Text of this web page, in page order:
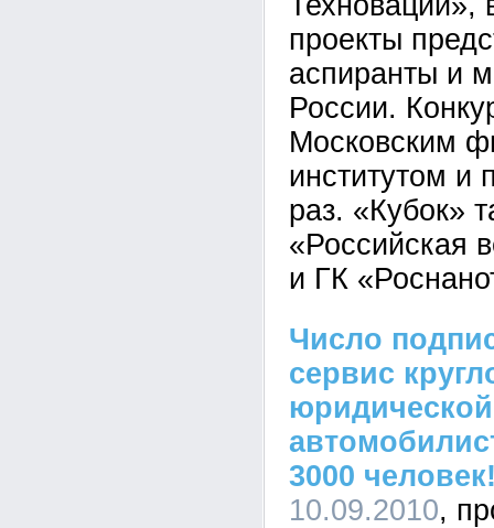
проекты
аспиранты и
России.
Московским
институтом и
раз. «Кубок»
«Российская
и ГК
Число
сервис
3000
10.09.2010